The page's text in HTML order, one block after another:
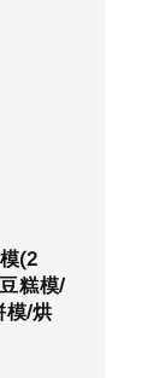
(2
糕模/
模/烘